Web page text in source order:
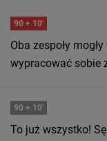
90 + 10'
Oba zespoły
wypracować sobie
90 + 10'
To już wszystko!